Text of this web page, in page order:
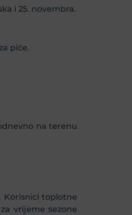
i 25. novembra.
piće.
na terenu
Korisnici toplotne
vrijeme sezone